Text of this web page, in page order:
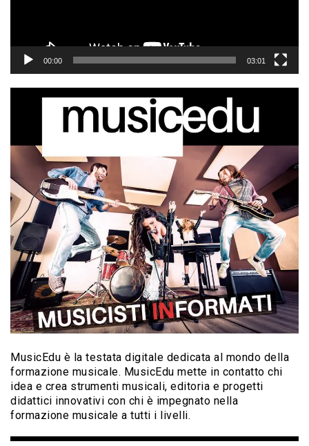
00:00 03:01
MusicEdu è la testata digitale dedicata al mondo della
formazione musicale. MusicEdu mette in contatto chi
idea e crea strumenti musicali, editoria e progetti
didattici innovativi con chi è impegnato nella
formazione musicale a tutti i livelli.